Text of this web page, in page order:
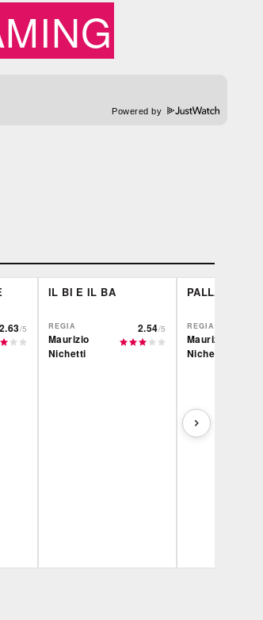
Powered by
2.63/5
IL BI E IL BA
REGIA
Maurizio
Nichetti
2.54/5
PALLA DI NEVE
REGIA
Maurizio
Nichetti